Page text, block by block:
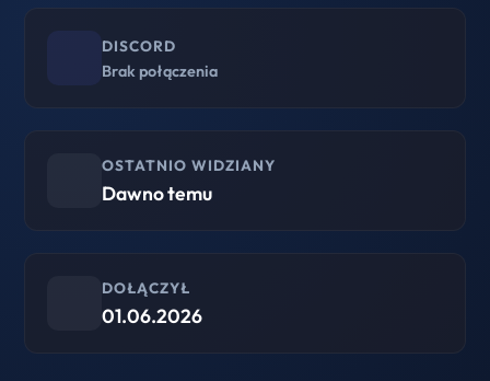
DISCORD
Brak połączenia
OSTATNIO WIDZIANY
Dawno temu
DOŁĄCZYŁ
01.06.2026